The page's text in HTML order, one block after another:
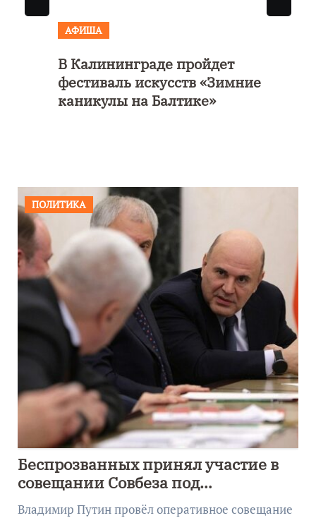
АФИША
В Калининграде пройдет
фестиваль искусств «Зимние
каникулы на Балтике»
ПОЛИТИКА
Беспрозванных принял участие в
совещании Совбеза под
руководством Путина
Владимир Путин провёл оперативное совещание